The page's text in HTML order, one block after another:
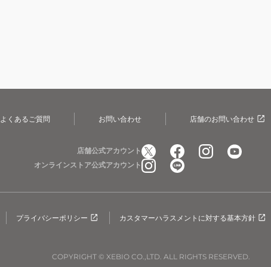
よくあるご質問 お問い合わせ 店舗のお問い合わせ
店舗公式アカウント
オンラインストア公式アカウント
プライバシーポリシー カスタマーハラスメントに対する基本方針
COPYRIGHT © XEBIO CO.,LTD. ALL RIGHTS RESERVED.